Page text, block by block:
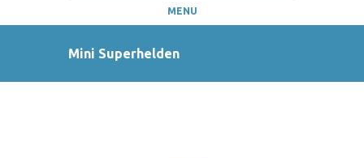
MENU
Mini Superhelden